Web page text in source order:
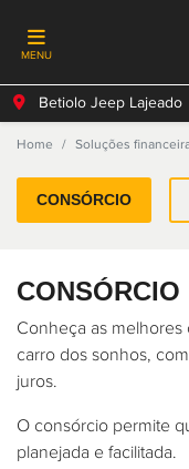
MENU
Betiolo Jeep Lajeado
Home Soluções
CONSÓRCIO
CONSÓRCIO
Conheça as
carro dos sonhos,
juros.
O consórcio permite
planejada e facilitada.